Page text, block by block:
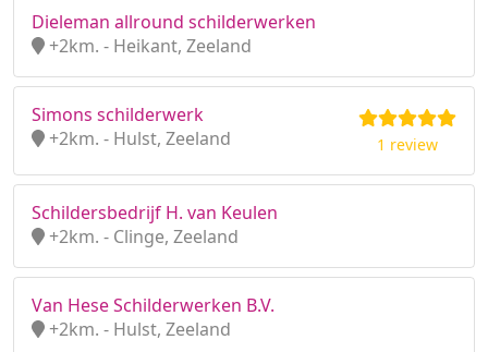
Dieleman allround schilderwerken
+2km. - Heikant, Zeeland
Simons schilderwerk
+2km. - Hulst, Zeeland
1 review
Schildersbedrijf H. van Keulen
+2km. - Clinge, Zeeland
Van Hese Schilderwerken B.V.
+2km. - Hulst, Zeeland